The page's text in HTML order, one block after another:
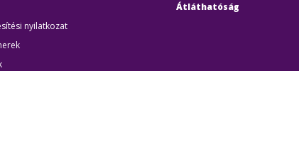
nyilatkozat
Átláthatóság